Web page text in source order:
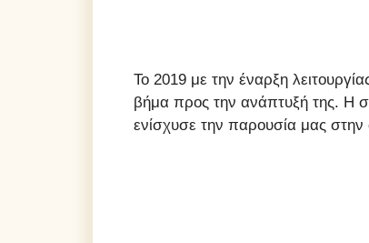
Το 2019 με την έναρξη
βήμα προς την ανάπτυξή της. Η
ενίσχυσε την παρουσία μας